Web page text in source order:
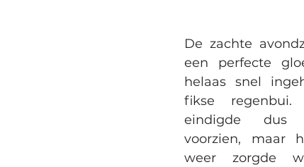
De zachte
een perfecte
helaas snel
fikse regenbui.
eindigde dus
voorzien, maar
weer zorgde